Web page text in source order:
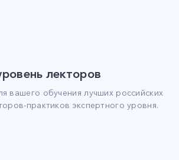
лекторов
вашего обучения лучших российских
практиков экспертного уровня.